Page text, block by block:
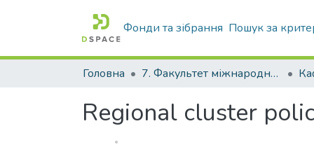
Фонди та зібрання Пошук за
Головна 7. Факультет міжнародної економіки
Regional cluster